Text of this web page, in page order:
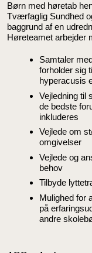
Børn med høretab
Tværfaglig Sundhed
baggrund af en
Høreteamet arbejder
Samtaler
forholder sig
hyperacusis
Vejledning til
de bedste
inkluderes
Vejlede om
omgivelser
Vejlede og
behov
Tilbyde
Mulighed for
på
andre